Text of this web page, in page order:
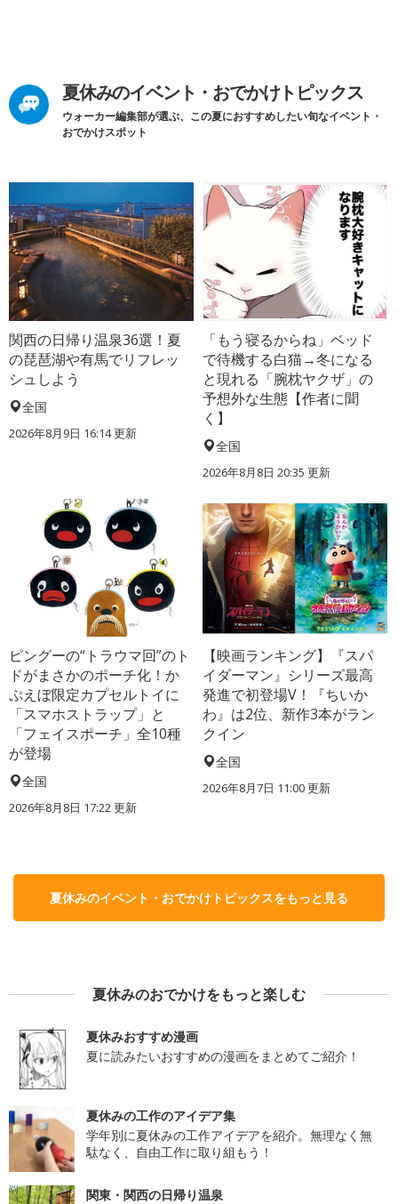
夏休みのイベント・おでかけトピックス
ウォーカー編集部が選ぶ、この夏におすすめしたい旬なイベント・
おでかけスポット
関西の日帰り温泉36選！夏
の琵琶湖や有馬でリフレッ
シュしよう
全国
2026年8月9日 16:14更新
「もう寝るからね」ベッド
で待機する白猫→冬になる
と現れる「腕枕ヤクザ」の
予想外な生態【作者に聞
く】
全国
2026年8月8日 20:35 更新
ピングーの“トラウマ回”のト
ドがまさかのポーチ化！か
ぷえぼ限定カプセルトイに
「スマホストラップ」と
「フェイスポーチ」全10種
が登場
全国
2026年8月8日 17:22更新
【映画ランキング】『スパ
イダーマン』シリーズ最高
発進で初登場V！『ちいか
わ』は2位、新作3本がラン
クイン
全国
2026年8月7日 11:00更新
夏休みのイベント・おでかけトピックスをもっと見る
夏休みのおでかけをもっと楽しむ
夏休みおすすめ漫画
夏に読みたいおすすめの漫画をまとめてご紹介！
夏休みの工作のアイデア集
学年別に夏休みの工作アイデアを紹介。無理なく無
駄なく、自由工作に取り組もう！
関東・関西の日帰り温泉